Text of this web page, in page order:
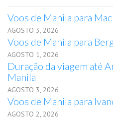
Voos de Manila para
AGOSTO 3, 2026
Voos de Manila para
AGOSTO 1, 2026
Duração da viagem até
Manila
AGOSTO 3, 2026
Voos de Manila para
AGOSTO 2, 2026